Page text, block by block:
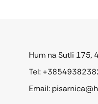
Hum na Sutli 175,
Tel:
Email: